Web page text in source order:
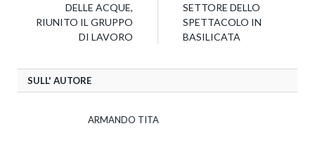
DELLE ACQUE,
RIUNITO IL GRUPPO
DI LAVORO
SETTORE DELLO
SPETTACOLO IN
BASILICATA
SULL' AUTORE
ARMANDO TITA